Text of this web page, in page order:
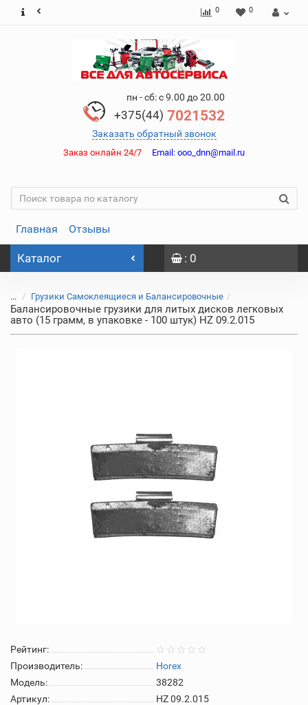
0 0
пн - сб: с 9.00 до 20.00
+375(44) 7021532
Заказать обратный звонок
Заказ онлайн 24/7 Email: ooo_dnn@mail.ru
Главная Отзывы
Каталог : 0
... Грузики Самоклеящиеся и Балансировочные
Балансировочные грузики для литых дисков легковых
авто (15 грамм, в упаковке - 100 штук) HZ 09.2.015
Рейтинг:
Производитель:
Horex
Модель:
38282
Артикул:
HZ 09.2.015